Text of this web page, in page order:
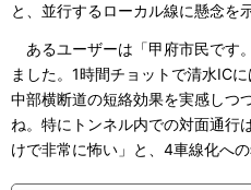
と、並行するローカル線に懸念を
あるユーザーは「甲府市民です
ました。1時間チョットで清水IC
中部横断道の短絡効果を実感しつ
ね。特にトンネル内での対面通行
けで非常に怖い」と、4車線化へ